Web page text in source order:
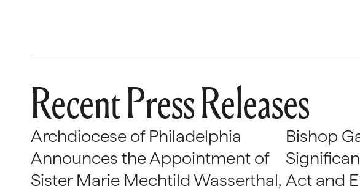
Recent Press Releases
Archdiocese of Philadelphia
Announces the Appointment of
Sister Marie Mechtild Wasserthal,
Bishop
Act and